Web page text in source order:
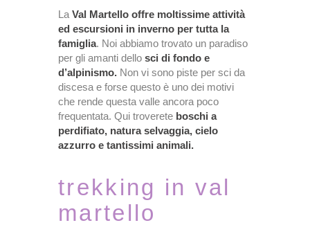
La Val Martello offre moltissime attività
ed escursioni in inverno per tutta la
famiglia. Noi abbiamo trovato un paradiso
per gli amanti dello sci di fondo e
d’alpinismo. Non vi sono piste per sci da
discesa e forse questo è uno dei motivi
che rende questa valle ancora poco
frequentata. Qui troverete boschi a
perdifiato, natura selvaggia, cielo
azzurro e tantissimi animali.
trekking in val
martello